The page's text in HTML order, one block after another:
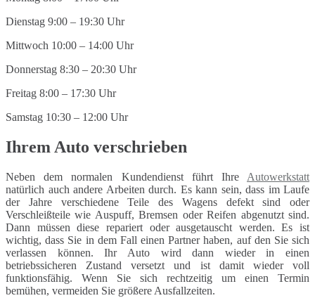
Dienstag 9:00 – 19:30 Uhr
Mittwoch 10:00 – 14:00 Uhr
Donnerstag 8:30 – 20:30 Uhr
Freitag 8:00 – 17:30 Uhr
Samstag 10:30 – 12:00 Uhr
Ihrem Auto verschrieben
Neben dem normalen Kundendienst führt Ihre Autowerkstatt
natürlich auch andere Arbeiten durch. Es kann sein, dass im Laufe
der Jahre verschiedene Teile des Wagens defekt sind oder
Verschleißteile wie Auspuff, Bremsen oder Reifen abgenutzt sind.
Dann müssen diese repariert oder ausgetauscht werden. Es ist
wichtig, dass Sie in dem Fall einen Partner haben, auf den Sie sich
verlassen können. Ihr Auto wird dann wieder in einen
betriebssicheren Zustand versetzt und ist damit wieder voll
funktionsfähig. Wenn Sie sich rechtzeitig um einen Termin
bemühen, vermeiden Sie größere Ausfallzeiten.